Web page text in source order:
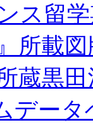
ス留
所載
蔵黒
データ